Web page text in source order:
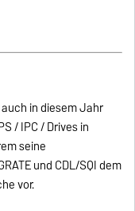
in diesem Jahr
/ IPC / Drives in
seine
und CDL/SQI dem
vor.